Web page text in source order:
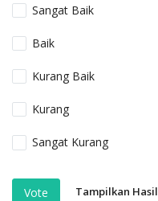
Sangat Baik
Baik
Kurang Baik
Kurang
Sangat Kurang
Vote Tampilkan Hasil